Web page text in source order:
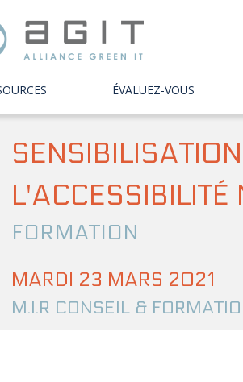
ÉVALUEZ-VOUS
L'ACCESSIBILITÉ
FORMATION
MARDI 23 MARS 2021
M.I.R CONSEIL &